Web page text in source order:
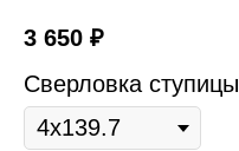
3 650 ₽
Сверловка ступицы